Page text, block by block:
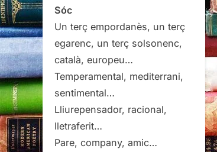
Sóc
Un terç empordanès, un terç
egarenc, un terç solsonenc,
català, europeu…
Temperamental, mediterrani,
sentimental…
Lliurepensador, racional,
lletraferit…
Pare, company, amic…